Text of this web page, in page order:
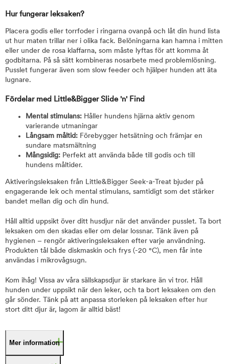
Hur fungerar leksaken?
Placera godis eller torrfoder i ringarna ovanpå och låt din hund lista
ut hur maten trillar ner i olika fack. Belöningarna kan hamna i mitten
eller under de rosa klaffarna, som måste lyftas för att komma åt
godbitarna. På så sätt kombineras nosarbete med problemlösning.
Pusslet fungerar även som slow feeder och hjälper hunden att äta
lugnare.
Fördelar med Little&Bigger Slide 'n' Find
Mental stimulans: Håller hundens hjärna aktiv genom
varierande utmaningar
Långsam måltid: Förebygger hetsätning och främjar en
sundare matsmältning
Mångsidig: Perfekt att använda både till godis och till
hundens måltider.
Aktiveringsleksaken från Little&Bigger Seek-a-Treat bjuder på
engagerande lek och mental stimulans, samtidigt som det stärker
bandet mellan dig och din hund.
Håll alltid uppsikt över ditt husdjur när det använder pusslet. Ta bort
leksaken om den skadas eller om delar lossnar. Tänk även på
hygienen – rengör aktiveringsleksaken efter varje användning.
Produkten tål både diskmaskin och frys (-20 °C), men får inte
användas i mikrovågsugn.
Kom ihåg! Vissa av våra sällskapsdjur är starkare än vi tror. Håll
hunden under uppsikt när den leker, och ta bort leksaken om den
går sönder. Tänk på att anpassa storleken på leksaken efter hur
stort ditt djur är, lagom är alltid bäst!
Mer information